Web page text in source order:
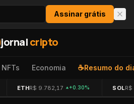
Assinar grátis
jornalcripto
NFTs Economia ☕Resumo do
ETHR$ 9.782,17 +0.30% SOL